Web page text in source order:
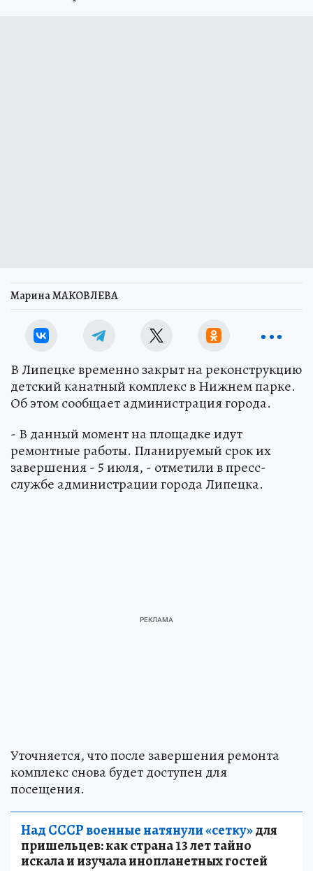
Марина МАКОВЛЕВА
В Липецке временно закрыт на реконструкцию
детский канатный комплекс в Нижнем парке.
Об этом сообщает администрация города.
- В данный момент на площадке идут
ремонтные работы. Планируемый срок их
завершения - 5 июля, - отметили в пресс-
службе администрации города Липецка.
Уточняется, что после завершения ремонта
комплекс снова будет доступен для
посещения.
Над СССР военные натянули «сетку»для
пришельцев: как страна 13 лет тайно
искала и изучала инопланетных гостей